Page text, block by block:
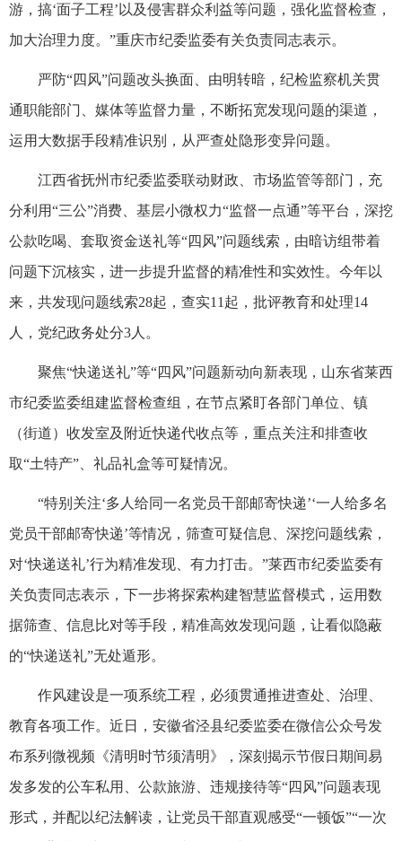
游，搞‘面子工程’以及侵害群众利益等问题，强化监督检查，
加大治理力度。”重庆市纪委监委有关负责同志表示。
严防“四风”问题改头换面、由明转暗，纪检监察机关贯
通职能部门、媒体等监督力量，不断拓宽发现问题的渠道，
运用大数据手段精准识别，从严查处隐形变异问题。
江西省抚州市纪委监委联动财政、市场监管等部门，充
分利用“三公”消费、基层小微权力“监督一点通”等平台，深挖
公款吃喝、套取资金送礼等“四风”问题线索，由暗访组带着
问题下沉核实，进一步提升监督的精准性和实效性。今年以
来，共发现问题线索28起，查实11起，批评教育和处理14
人，党纪政务处分3人。
聚焦“快递送礼”等“四风”问题新动向新表现，山东省莱西
市纪委监委组建监督检查组，在节点紧盯各部门单位、镇
（街道）收发室及附近快递代收点等，重点关注和排查收
取“土特产”、礼品礼盒等可疑情况。
“特别关注‘多人给同一名党员干部邮寄快递’‘一人给多名
党员干部邮寄快递’等情况，筛查可疑信息、深挖问题线索，
对‘快递送礼’行为精准发现、有力打击。”莱西市纪委监委有
关负责同志表示，下一步将探索构建智慧监督模式，运用数
据筛查、信息比对等手段，精准高效发现问题，让看似隐蔽
的“快递送礼”无处遁形。
作风建设是一项系统工程，必须贯通推进查处、治理、
教育各项工作。近日，安徽省泾县纪委监委在微信公众号发
布系列微视频《清明时节须清明》，深刻揭示节假日期间易
发多发的公车私用、公款旅游、违规接待等“四风”问题表现
形式，并配以纪法解读，让党员干部直观感受“一顿饭”“一次